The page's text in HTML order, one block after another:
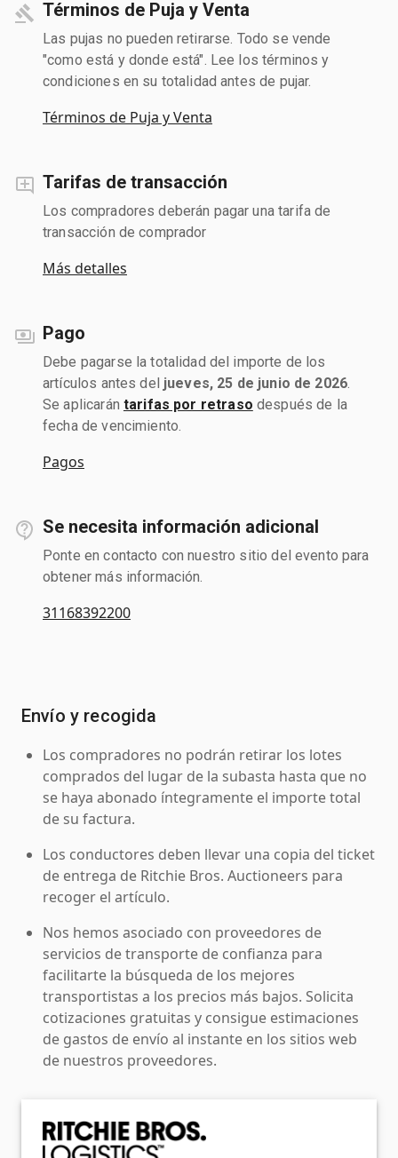
Términos de Puja y Venta
Las pujas no pueden retirarse. Todo se vende
"como está y donde está". Lee los términos y
condiciones en su totalidad antes de pujar.
Términos de Puja y Venta
Tarifas de transacción
Los compradores deberán pagar una tarifa de
transacción de comprador
Más detalles
Pago
Debe pagarse la totalidad del importe de los
artículos antes del jueves, 25 de junio de 2026
Se aplicarán tarifas por retraso después de la
fecha de vencimiento.
Pagos
Se necesita información adicional
Ponte en contacto con nuestro sitio del evento para
obtener más información.
31168392200
Envío y recogida
Los compradores no podrán retirar los lotes
comprados del lugar de la subasta hasta que no
se haya abonado íntegramente el importe total
de su factura.
Los conductores deben llevar una copia del ticket
de entrega de Ritchie Bros. Auctioneers para
recoger el artículo.
Nos hemos asociado con proveedores de
servicios de transporte de confianza para
facilitarte la búsqueda de los mejores
transportistas a los precios más bajos. Solicita
cotizaciones gratuitas y consigue estimaciones
de gastos de envío al instante en los sitios web
de nuestros proveedores.